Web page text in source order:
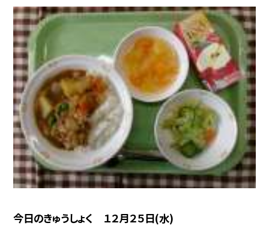
今日のきゅうしょく １２月２５日(水)